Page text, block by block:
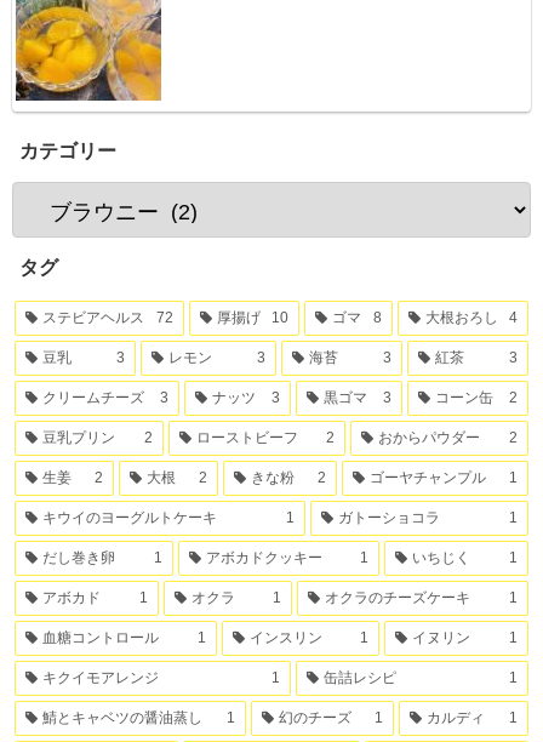
カテゴリー
タグ
ステビアヘルス 72 厚揚げ 10 ゴマ 8 大根おろし 4
豆乳 3 レモン 3 海苔 3 紅茶 3
クリームチーズ 3 ナッツ 3 黒ゴマ 3 コーン缶 2
豆乳プリン 2 ローストビーフ 2 おからパウダー 2
生姜 2 大根 2 きな粉 2 ゴーヤチャンプル 1
キウイのヨーグルトケーキ 1 ガトーショコラ 1
だし巻き卵 1 アボカドクッキー 1 いちじく 1
アボカド 1 オクラ 1 オクラのチーズケーキ 1
血糖コントロール 1 インスリン 1 イヌリン 1
キクイモアレンジ 1 缶詰レシピ 1
鯖とキャベツの醤油蒸し 1 幻のチーズ 1 カルディ 1